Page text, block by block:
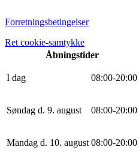
Forretningsbetingelser
Ret cookie-samtykke
Åbningstider
I dag 08:00-20:00
Søndag d. 9. august 08:00-20:00
Mandag d. 10. august 08:00-20:00